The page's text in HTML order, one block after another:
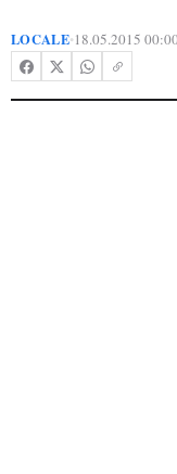
LOCALE•18.05.2015